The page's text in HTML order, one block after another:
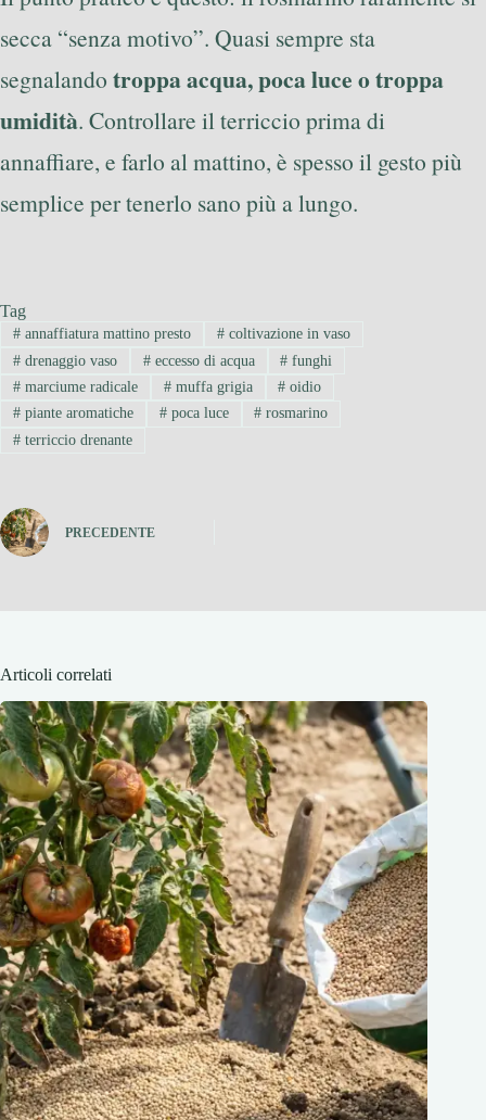
secca “senza motivo”. Quasi sempre sta
segnalando troppa acqua, poca luce o troppa
umidità. Controllare il terriccio prima di
annaffiare, e farlo al mattino, è spesso il gesto più
semplice per tenerlo sano più a lungo.
Tag
#annaffiatura mattino presto #coltivazione in vaso
#drenaggio vaso #eccesso di acqua # funghi
#marciume radicale #muffa grigia # oidio
#piante aromatiche #poca luce # rosmarino
#terriccio drenante
PRECEDENTE
Articoli correlati